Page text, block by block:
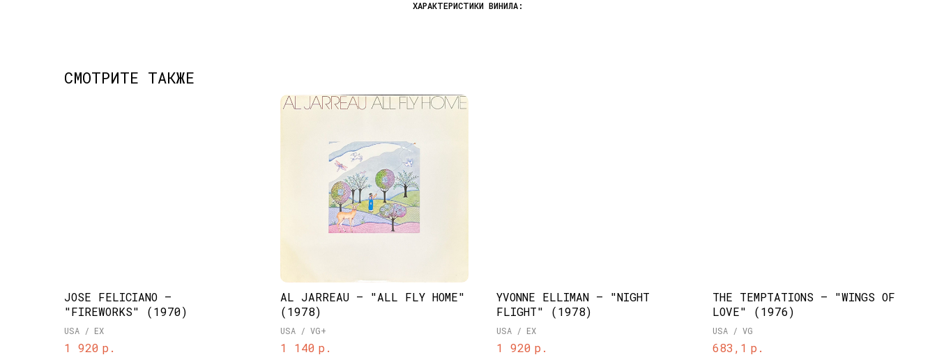
СМОТРИТЕ ТАКЖЕ
JOSE FELICIANO –
"FIREWORKS" (1970)
USA / EX
1 920 р.
AL JARREAU – "ALL FLY HOME"
(1978)
USA / VG+
1 140 р.
YVONNE ELLIMAN – "NIGHT
FLIGHT" (1978)
USA / EX
1 920 р.
THE TEMPTATIONS – "WINGS OF
LOVE" (1976)
USA / VG
683,1 р.